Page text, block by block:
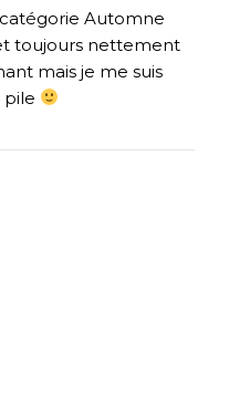
catégorie Automne
toujours nettement
mais je me suis
pile